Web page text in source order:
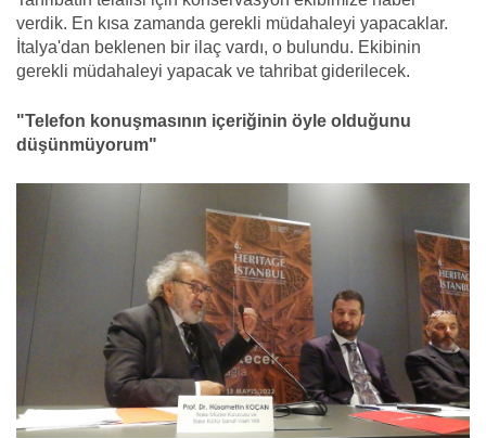
verdik. En kısa zamanda gerekli müdahaleyi yapacaklar.
İtalya'dan beklenen bir ilaç vardı, o bulundu. Ekibinin
gerekli müdahaleyi yapacak ve tahribat giderilecek.
"Telefon konuşmasının içeriğinin öyle olduğunu
düşünmüyorum"